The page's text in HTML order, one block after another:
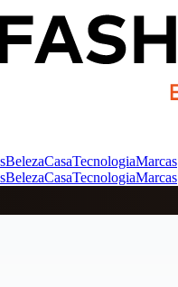
BelezaCasaTecnologiaMarcas
BelezaCasaTecnologiaMarcas